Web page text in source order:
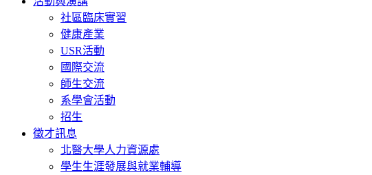
社區臨床實習
健康產業
USR活動
國際交流
師生交流
系學會活動
招生
徵才訊息
北醫大學人力資源處
學生生涯發展與就業輔導